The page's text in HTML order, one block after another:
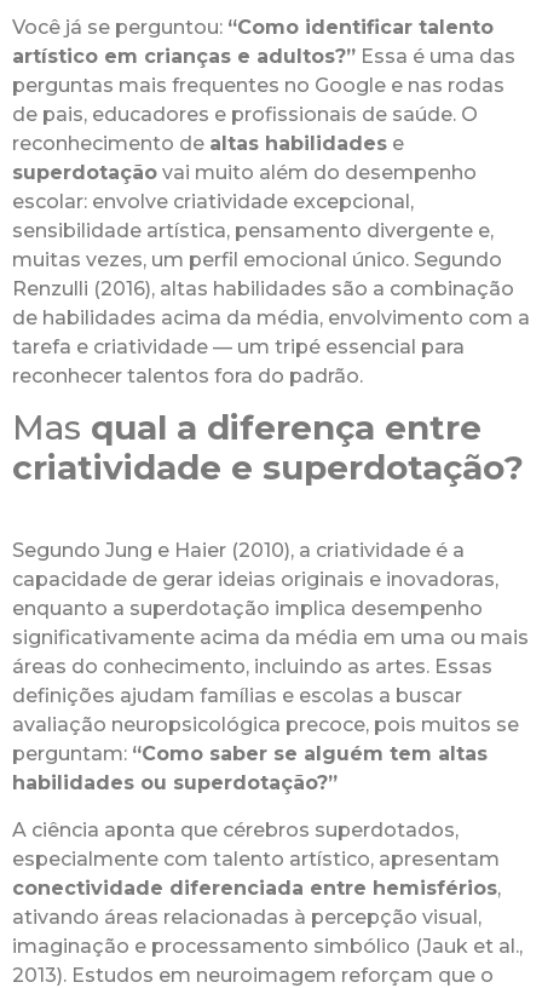
Você já se perguntou: “Como identificar talento
artístico em crianças e adultos?” Essa é uma das
perguntas mais frequentes no Google e nas rodas
de pais, educadores e profissionais de saúde. O
reconhecimento de altas habilidades e
superdotação vai muito além do desempenho
escolar: envolve criatividade excepcional,
sensibilidade artística, pensamento divergente e,
muitas vezes, um perfil emocional único. Segundo
Renzulli (2016), altas habilidades são a combinação
de habilidades acima da média, envolvimento com a
tarefa e criatividade — um tripé essencial para
reconhecer talentos fora do padrão.
Mas qual a diferença entre
criatividade e superdotação?
Segundo Jung e Haier (2010), a criatividade é a
capacidade de gerar ideias originais e inovadoras,
enquanto a superdotação implica desempenho
significativamente acima da média em uma ou mais
áreas do conhecimento, incluindo as artes. Essas
definições ajudam famílias e escolas a buscar
avaliação neuropsicológica precoce, pois muitos se
perguntam: “Como saber se alguém tem altas
habilidades ou superdotação?”
A ciência aponta que cérebros superdotados,
especialmente com talento artístico, apresentam
conectividade diferenciada entre hemisférios,
ativando áreas relacionadas à percepção visual,
imaginação e processamento simbólico (Jauk et al.,
2013). Estudos em neuroimagem reforçam que o